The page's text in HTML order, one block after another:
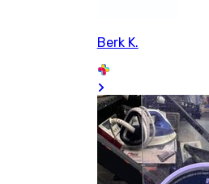
Berk K.